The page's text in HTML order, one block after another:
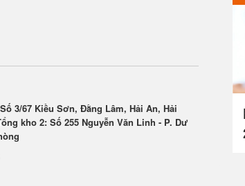
3/67 Kiều Sơn, Đằng Lâm, Hải An, Hải
kho 2: Số 255 Nguyễn Văn Linh - P. Dư